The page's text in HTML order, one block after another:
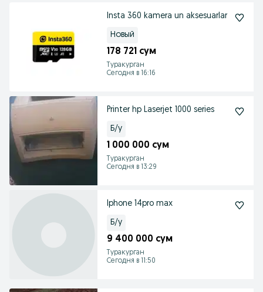
Insta 360 kamera un aksesuarlar
Новый
178 721 сум
Туракурган
Сегодня в 16:16
Printer hp Laserjet 1000 series
Б/у
1 000 000 сум
Туракурган
Сегодня в 13:29
Iphone 14pro max
Б/у
9 400 000 сум
Туракурган
Сегодня в 11:50